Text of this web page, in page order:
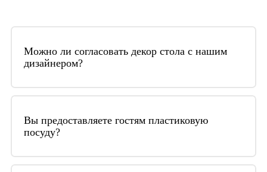
Можно ли согласовать декор стола с нашим
дизайнером?
Да, конечно. У нас уже есть разработанные
коллекции декора, которые можно
использовать при декоре стола. Но если у вас
есть какие-то задумки – мы можем их
Вы предоставляете гостям пластиковую
посуду?
Мы предоставляем либо фарфоровую посуду,